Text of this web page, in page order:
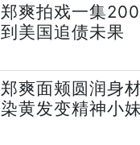
郑爽拍戏一集
到美国追债未果
郑爽面颊圆润身
染黄发变精神小妹